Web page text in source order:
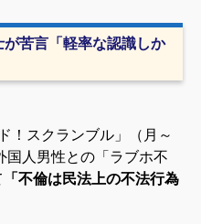
苦言「軽率な認識しか
！スクランブル」（月～
国人男性との「ラブホ不
「不倫は民法上の不法行為